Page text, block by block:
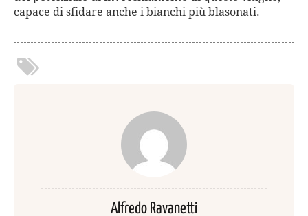
capace di sfidare anche i bianchi più blasonati.
Alfredo Ravanetti